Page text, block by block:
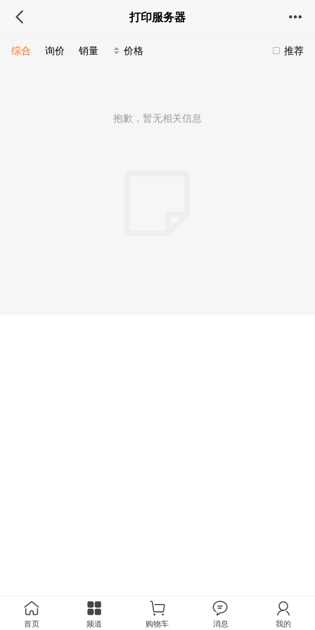
打印服务器
推荐
综合 询价 销量 价格
抱歉，暂无相关信息
首页 频道 购物车 消息 我的